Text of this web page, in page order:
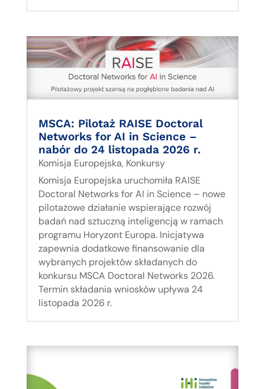
MSCA: Pilotaż RAISE Doctoral
Networks for AI in Science –
nabór do 24 listopada 2026 r.
Komisja Europejska, Konkursy
Komisja Europejska uruchomiła RAISE
Doctoral Networks for AI in Science – nowe
pilotażowe działanie wspierające rozwój
badań nad sztuczną inteligencją w ramach
programu Horyzont Europa. Inicjatywa
zapewnia dodatkowe finansowanie dla
wybranych projektów składanych do
konkursu MSCA Doctoral Networks 2026.
Termin składania wniosków upływa 24
listopada 2026 r.